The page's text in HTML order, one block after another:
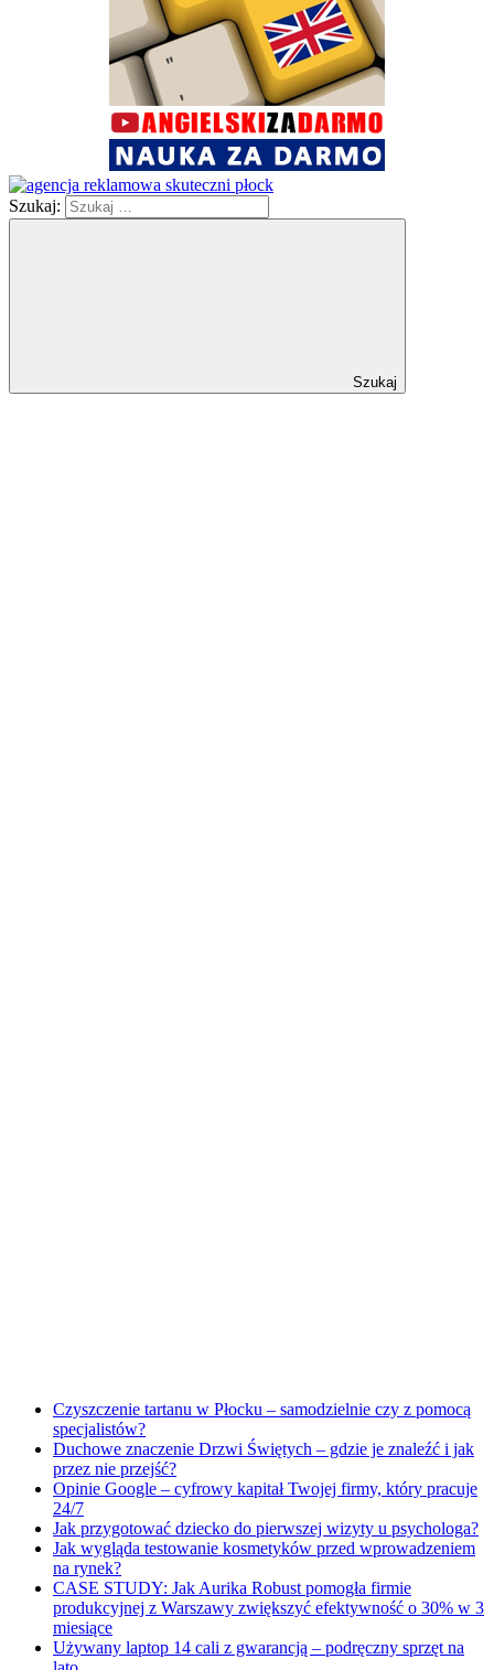
Szukaj:
Szukaj
Czyszczenie tartanu w Płocku – samodzielnie czy z pomocą
specjalistów?
Duchowe znaczenie Drzwi Świętych – gdzie je znaleźć i jak
przez nie przejść?
Opinie Google – cyfrowy kapitał Twojej firmy, który pracuje
24/7
Jak przygotować dziecko do pierwszej wizyty u psychologa?
Jak wygląda testowanie kosmetyków przed wprowadzeniem
na rynek?
CASE STUDY: Jak Aurika Robust pomogła firmie
produkcyjnej z Warszawy zwiększyć efektywność o 30% w 3
miesiące
Używany laptop 14 cali z gwarancją – podręczny sprzęt na